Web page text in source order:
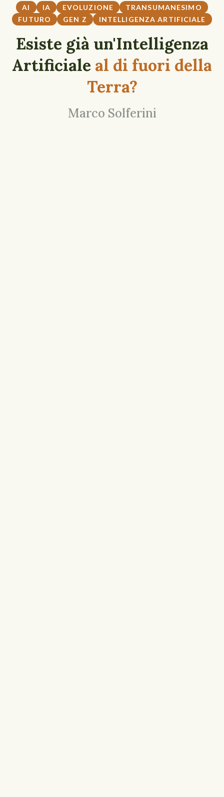
AI IA EVOLUZIONE
TRANSUMANESIMO
FUTURO
GEN Z INTELLIGENZA ARTIFICIALE
Esiste già un'Intelligenza
Artificiale al di fuori della
Terra?
Marco Solferini